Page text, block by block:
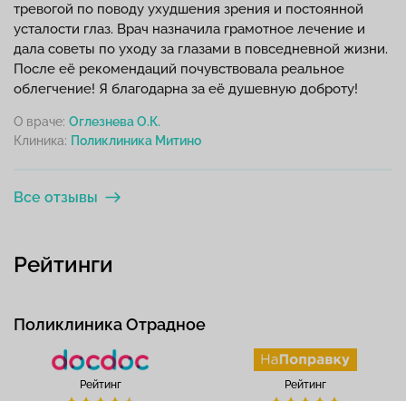
тревогой по поводу ухудшения зрения и постоянной
усталости глаз. Врач назначила грамотное лечение и
дала советы по уходу за глазами в повседневной жизни.
После её рекомендаций почувствовала реальное
облегчение! Я благодарна за её душевную доброту!
О враче: Оглезнева О.К.
Клиника:
Все отзывы
Рейтинги
Поликлиника Отрадное
Рейтинг Рейтинг